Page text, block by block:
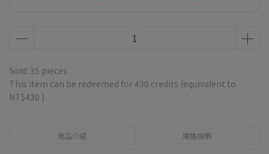
Sold: 35 pieces
This item can be redeemed for430 credits (equivalent to
NT$430 )
商品介紹 規格說明